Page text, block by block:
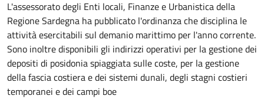
Dettagli della notizia
L'assessorato degli Enti locali, Finanze e Urbanistica della
Regione Sardegna ha pubblicato l'ordinanza che disciplina le
attività esercitabili sul demanio marittimo per l'anno corrente.
Sono inoltre disponibili gli indirizzi operativi per la gestione dei
depositi di posidonia spiaggiata sulle coste, per la gestione
della fascia costiera e dei sistemi dunali, degli stagni costieri
temporanei e dei campi boe